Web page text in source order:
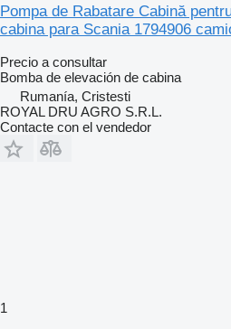
Pompa de Rabatare Cabină
cabina para Scania 1794906
Precio a consultar
Bomba de elevación de cabina
Rumanía, Cristesti
ROYAL DRU AGRO S.R.L.
Contacte con el vendedor
1